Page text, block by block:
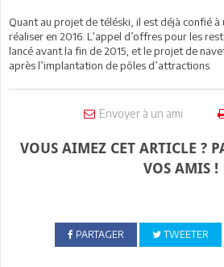
Quant au projet de téléski, il est déjà confié
réaliser en 2016. L’appel d’offres pour les
lancé avant la fin de 2015, et le projet de
après l’implantation de pôles d’attractions.
Envoyer à un ami
VOUS AIMEZ CET ARTICLE ?
VOS AMIS !
PARTAGER TWEETER